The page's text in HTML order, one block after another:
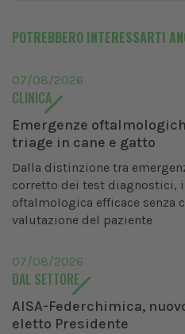
POTREBBERO INTERESSARTI
07/08/2026
CLINICA
Emergenze
triage in cane e gatto
Dalla distinzione tra
corretto dei test diagnostici,
oftalmologica efficace senza
valutazione del paziente
07/08/2026
DAL SETTORE
AISA-Federchimica,
eletto Presidente